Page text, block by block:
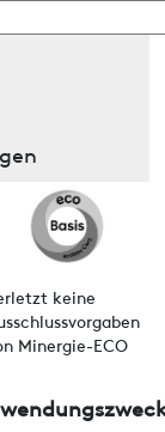
keine
Minergie-ECO